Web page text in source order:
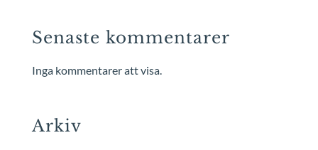
Senaste kommentarer
Inga kommentarer att visa.
Arkiv